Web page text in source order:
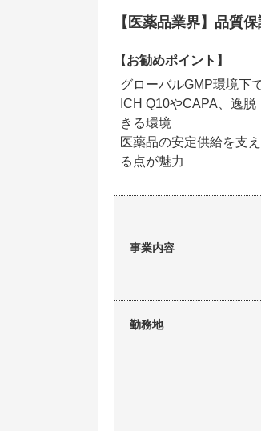
【医薬品業界】品質
【お勧めポイント】
グローバルGMP環境下
ICH Q10やCAPA、逸
きる環境
医薬品の安定供給を支
る点が魅力
事業内容
勤務地